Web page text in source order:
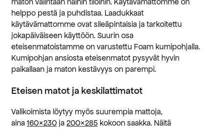
maton valintaan näihin tiloihin. Käytävämattomme on
helppo pestä ja puhdistaa. Laadukkaat
käytävämattomme ovat sileäpintaisia ja tarkoitettu
jokapäiväiseen käyttöön. Suurin osa
eteisenmatoistamme on varustettu Foam kumipohjalla.
Kumipohjan ansiosta eteisenmatot pysyvät hyvin
paikallaan ja maton kestävyys on parempi.
Eteisen matot ja keskilattimatot
Valikoimista löytyy myös suurempia mattoja,
aina 160×230 ja 200×285 kokoon saakka. Näitä